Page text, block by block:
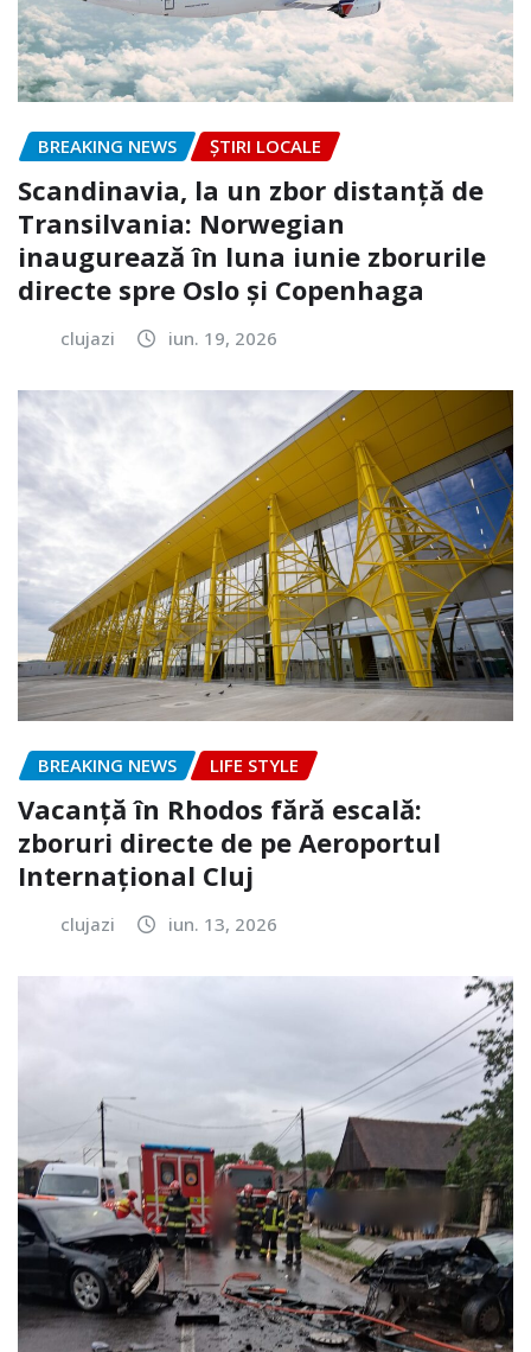
BREAKING NEWS ȘTIRI LOCALE
Scandinavia, la un zbor distanță de
Transilvania: Norwegian
inaugurează în luna iunie zborurile
directe spre Oslo și Copenhaga
clujazi iun. 19, 2026
BREAKING NEWS LIFE STYLE
Vacanță în Rhodos fără escală:
zboruri directe de pe Aeroportul
Internațional Cluj
clujazi iun. 13, 2026